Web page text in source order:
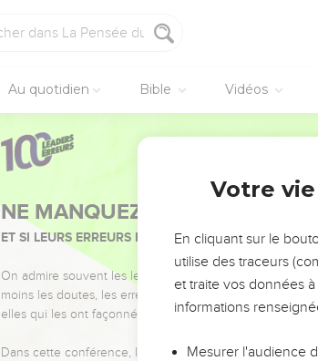
Au quotidien Bible Vidéos
NE MANQUEZ PAS
ET SI LEURS ERREURS POUVAIENT VOUS ÉVITER
On admire souvent les leaders pour leurs réussites, leur
moins les doutes, les erreurs et les saisons difficiles
elles qui les ont façonnés.
Dans cette conférence, leaders, entrepreneurs, et
Votre
En cliquant sur le
utilise des traceurs
et traite vos données
informations
Mesurer l'audience